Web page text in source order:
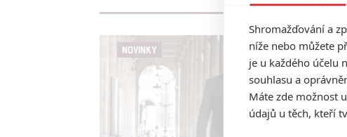
NOVINKY
Shromažďování a
níže nebo můžete
je u každého účelu
souhlasu a
Máte zde možnost
údajů u těch, kteří